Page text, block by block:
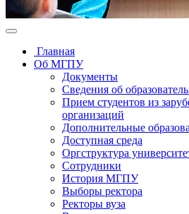
Главная
Об МГПУ
Документы
Сведения об
Прием студентов из
организаций
Дополнительные
Доступная среда
Оргструктура
Сотрудники
История МГПУ
Выборы ректора
Ректоры вуза